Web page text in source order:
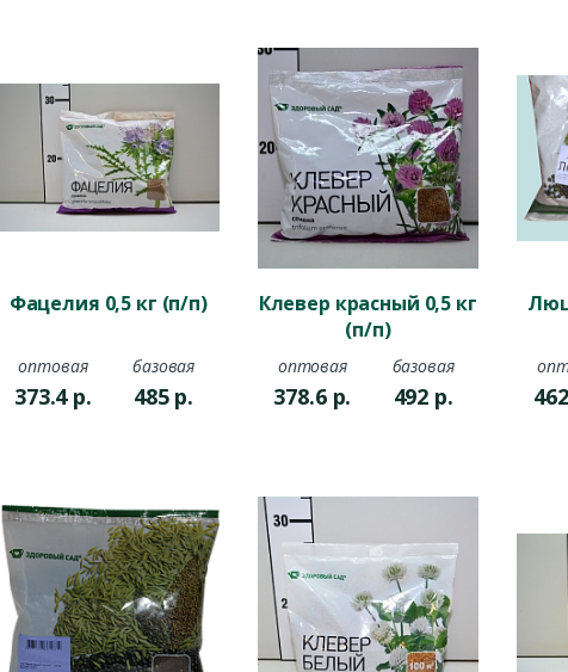
Фацелия 0,5 кг (п/п)
оптовая
373.4 р.
базовая
485 р.
Клевер красный 0,5 кг
(п/п)
оптовая
378.6 р.
базовая
492 р.